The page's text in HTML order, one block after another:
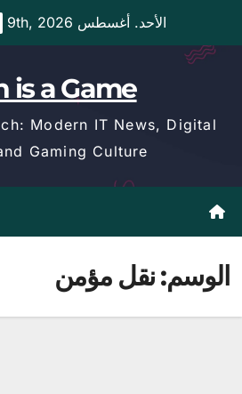
content
الأحد. أغسطس 9th, 2026
is a Game
Modern IT News, Digital
Gaming Culture.
الوسم:نقل مؤمن